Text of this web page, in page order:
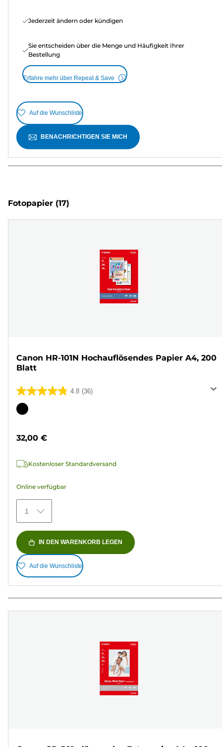
Jederzeit ändern oder kündigen
Sie entscheiden über die Menge und Häufigkeit Ihrer
Bestellung
Erfahre mehr über Repeat & Save
Auf die Wunschliste
BENACHRICHTIGEN SIE MICH
Fotopapier (17)
Canon HR-101N Hochauflösendes Papier A4, 200
Blatt
4.8 (36)
4.8
von
36
Farbpatrone
32,00 €
Kostenloser Standardversand
Online verfügbar
1
IN DEN WARENKORB LEGEN
Auf die Wunschliste